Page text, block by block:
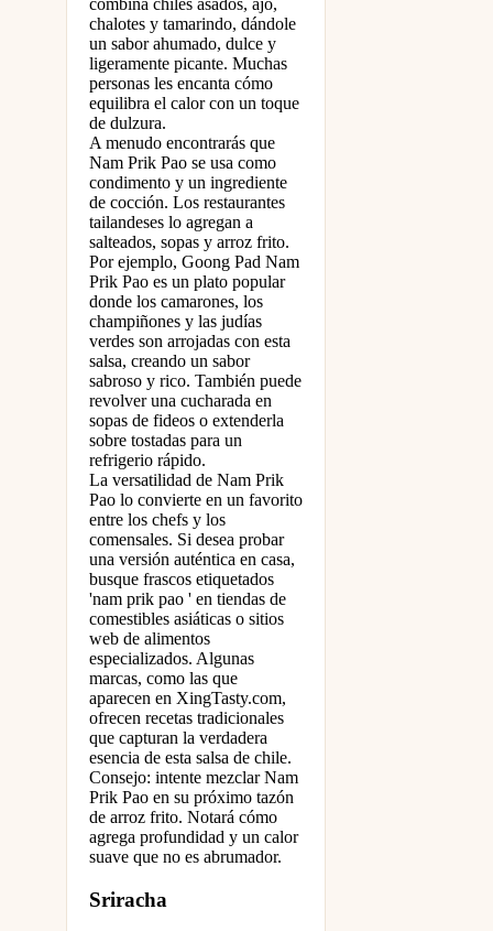
combina chiles asados, ajo,
chalotes y tamarindo, dándole
un sabor ahumado, dulce y
ligeramente picante. Muchas
personas les encanta cómo
equilibra el calor con un toque
de dulzura.
A menudo encontrarás que
Nam Prik Pao se usa como
condimento y un ingrediente
de cocción. Los restaurantes
tailandeses lo agregan a
salteados, sopas y arroz frito.
Por ejemplo, Goong Pad Nam
Prik Pao es un plato popular
donde los camarones, los
champiñones y las judías
verdes son arrojadas con esta
salsa, creando un sabor
sabroso y rico. También puede
revolver una cucharada en
sopas de fideos o extenderla
sobre tostadas para un
refrigerio rápido.
La versatilidad de Nam Prik
Pao lo convierte en un favorito
entre los chefs y los
comensales. Si desea probar
una versión auténtica en casa,
busque frascos etiquetados
'nam prik pao ' en tiendas de
comestibles asiáticas o sitios
web de alimentos
especializados. Algunas
marcas, como las que
aparecen en XingTasty.com,
ofrecen recetas tradicionales
que capturan la verdadera
esencia de esta salsa de chile.
Consejo: intente mezclar Nam
Prik Pao en su próximo tazón
de arroz frito. Notará cómo
agrega profundidad y un calor
suave que no es abrumador.
Sriracha